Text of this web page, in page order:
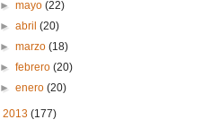
►mayo(22)
►abril(20)
►marzo(18)
►febrero(20)
►enero(20)
2013 (177)